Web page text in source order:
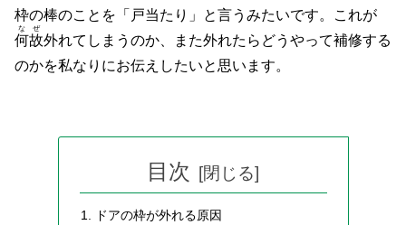
枠の棒のことを「戸当たり」と言うみたいです。これが
何故
なぜ
外れてしまうのか、また外れたらどうやって補修する
のかを私なりにお伝えしたいと思います。
目次
ドアの枠が外れる原因